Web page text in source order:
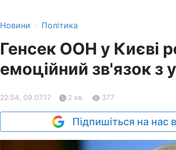
Новини › Політика
Генсек ООН у Києві
емоційний зв'язок з
22:54, 09.07.17 2 хв. 377
Підпишіться на нас